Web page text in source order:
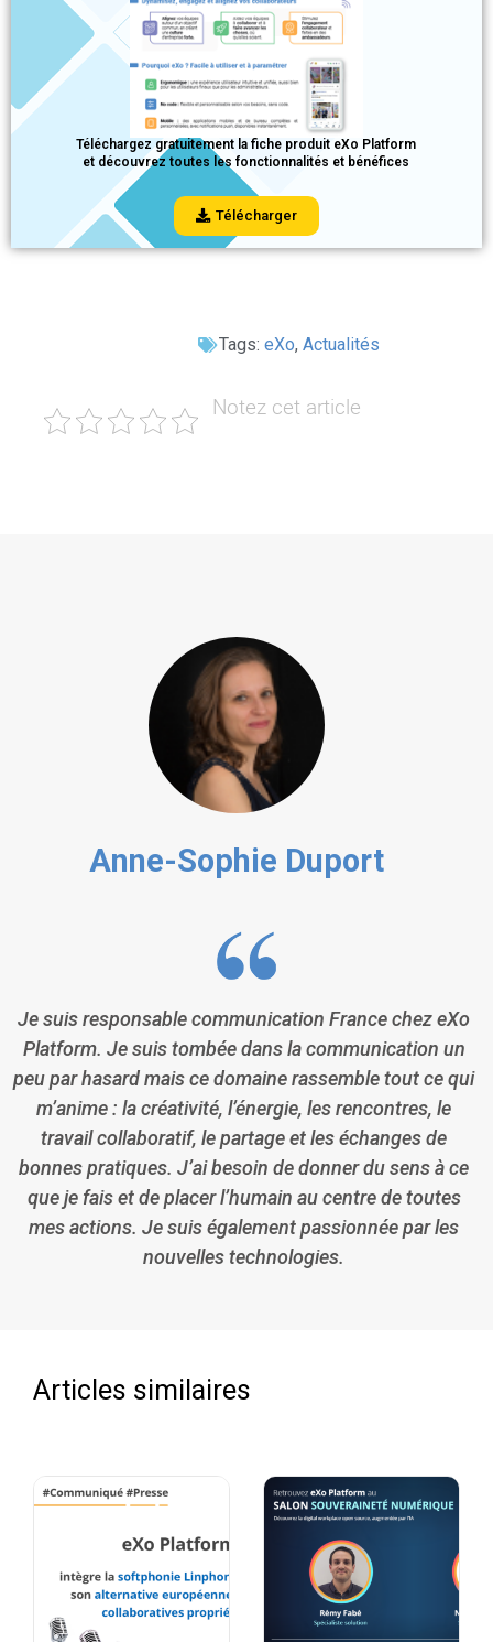
Téléchargez gratuitement la fiche produit eXo Platform
et découvrez toutes les fonctionnalités et bénéfices
Télécharger
Tags: eXo, Actualités
Anne-Sophie Duport
Je suis responsable communication France chez eXo
Platform. Je suis tombée dans la communication un
peu par hasard mais ce domaine rassemble tout ce qui
m’anime : la créativité, l’énergie, les rencontres, le
travail collaboratif, le partage et les échanges de
bonnes pratiques. J’ai besoin de donner du sens à ce
que je fais et de placer l’humain au centre de toutes
mes actions. Je suis également passionnée par les
nouvelles technologies.
Articles similaires